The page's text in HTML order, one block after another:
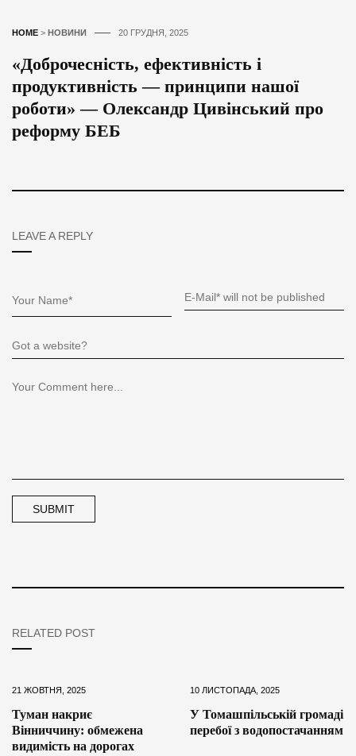
HOME > НОВИНИ 20 ГРУДНЯ, 2025
«Доброчесність, ефективність і
продуктивність — принципи нашої
роботи» — Олександр Цивінський про
реформу БЕБ
LEAVE A REPLY
RELATED POST
21 ЖОВТНЯ, 2025
Туман накриє
Вінниччину: обмежена
видимість на дорогах
10 ЛИСТОПАДА, 2025
У Томашпільській громаді
перебої з водопостачанням